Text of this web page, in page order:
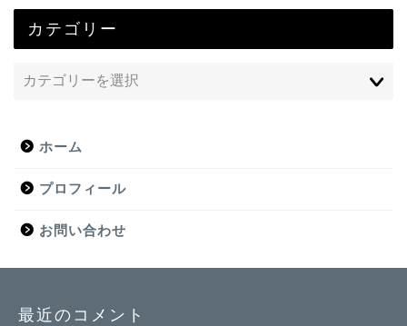
カテゴリー
ホーム
プロフィール
お問い合わせ
最近のコメント